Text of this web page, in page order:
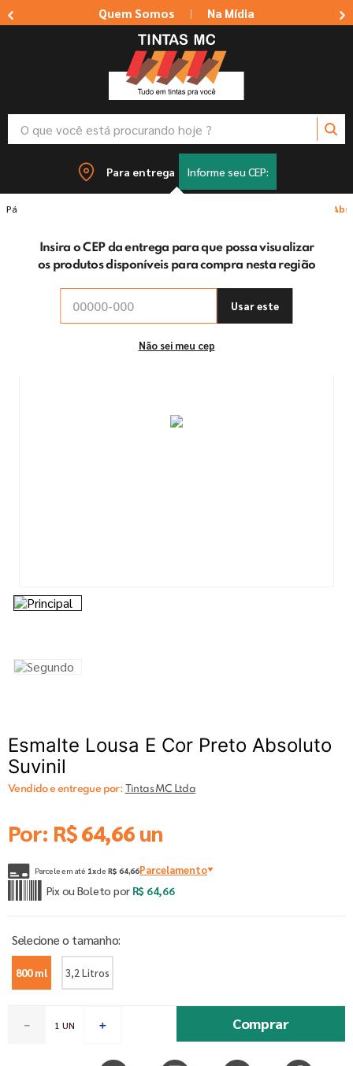
Quem Somos | Na Mídia
Para entrega Informe seu CEP:
Insira o CEP da entrega para que possa visualizar
os produtos disponíveis para compra nesta região
Usar este
Não sei meu cep
Esmalte Lousa E Cor Preto
Esmalte Lousa E Cor Preto Absoluto
Suvinil
Vendido e entregue por: Tintas MC Ltda
Por: R$64,66un
Parcele em até 1xde R$ 64,66Parcelamento
Pix ou Boleto por R$ 64,66
800 ml 3,2 Litros
＋
－ Comprar
TERMOS MAIS BUSCADOS
1º tinta suvinil
3º massa corrida
massa acrilica